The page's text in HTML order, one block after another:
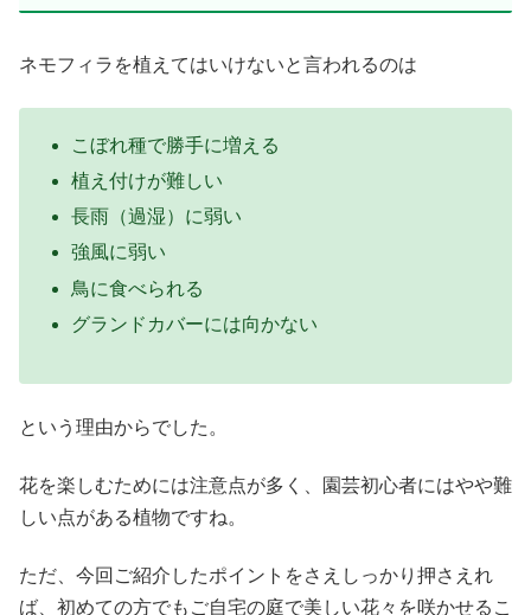
ネモフィラを植えてはいけないと言われるのは
こぼれ種で勝手に増える
植え付けが難しい
長雨（過湿）に弱い
強風に弱い
鳥に食べられる
グランドカバーには向かない
という理由からでした。
花を楽しむためには注意点が多く、園芸初心者にはやや難
しい点がある植物ですね。
ただ、今回ご紹介したポイントをさえしっかり押さえれ
ば、初めての方でもご自宅の庭で美しい花々を咲かせるこ